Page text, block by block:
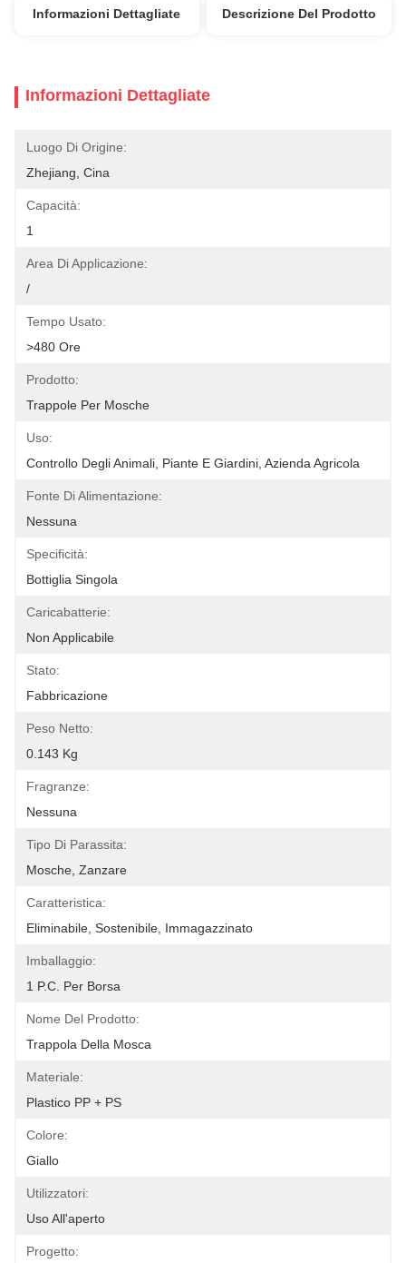
Informazioni Dettagliate Descrizione Del Prodotto
Informazioni Dettagliate
Luogo Di Origine:
Zhejiang, Cina
Capacità:
1
Area Di Applicazione:
/
Tempo Usato:
>480 Ore
Prodotto:
Trappole Per Mosche
Uso:
Controllo Degli Animali, Piante E Giardini, Azienda Agricola
Fonte Di Alimentazione:
Nessuna
Specificità:
Bottiglia Singola
Caricabatterie:
Non Applicabile
Stato:
Fabbricazione
Peso Netto:
0.143 Kg
Fragranze:
Nessuna
Tipo Di Parassita:
Mosche, Zanzare
Caratteristica:
Eliminabile, Sostenibile, Immagazzinato
Imballaggio:
1 P.c. Per Borsa
Nome Del Prodotto:
Trappola Della Mosca
Materiale:
Plastico PP + PS
Colore:
Giallo
Utilizzatori:
Uso All'aperto
Progetto: